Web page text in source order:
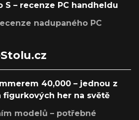
S – recenze PC handheldu
nadupaného PC
40,000 – jednou z
figurkových her na světě
modelů – potřebné